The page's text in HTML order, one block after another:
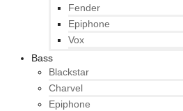
Fender
Epiphone
Vox
Bass
Blackstar
Charvel
Epiphone